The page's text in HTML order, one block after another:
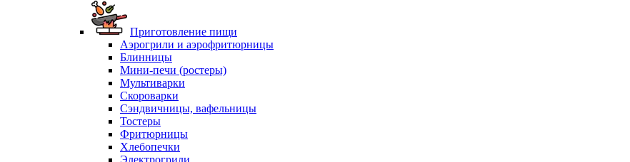
Приготовление пищи
Аэрогрили и аэрофритюрницы
Блинницы
Мини-печи (ростеры)
Мультиварки
Скороварки
Сэндвичницы, вафельницы
Тостеры
Фритюрницы
Хлебопечки
Электрогрили